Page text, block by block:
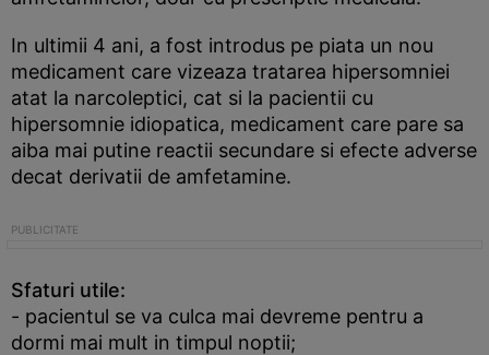
In ultimii 4 ani, a fost introdus pe piata un nou
medicament care vizeaza tratarea hipersomniei
atat la narcoleptici, cat si la pacientii cu
hipersomnie idiopatica, medicament care pare sa
aiba mai putine reactii secundare si efecte adverse
decat derivatii de amfetamine.
Sfaturi utile:
- pacientul se va culca mai devreme pentru a
dormi mai mult in timpul noptii;